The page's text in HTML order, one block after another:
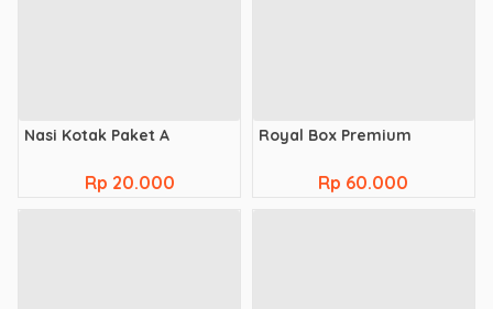
Nasi Kotak Paket A
Rp 20.000
Royal Box Premium
Rp 60.000